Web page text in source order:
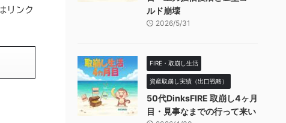
リンク
ルド崩壊
2026/5/31
FIRE・取崩し生活
資産取崩し実績（出口戦略）
50代DinksFIRE 取崩し4ヶ月
目・見事なまでの行って来い